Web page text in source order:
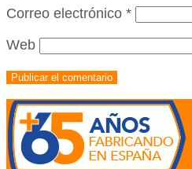
Correo electrónico *
Web